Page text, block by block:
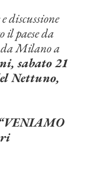
discussione
il paese da
da Milano a
sabato 21
Nettuno,
VENIAMO